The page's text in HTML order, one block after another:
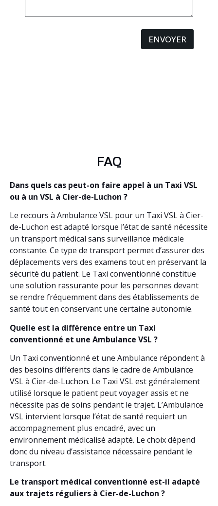
ENVOYER
FAQ
Dans quels cas peut-on faire appel à un Taxi VSL
ou à un VSL à Cier-de-Luchon ?
Le recours à Ambulance VSL pour un Taxi VSL à Cier-
de-Luchon est adapté lorsque l’état de santé nécessite
un transport médical sans surveillance médicale
constante. Ce type de transport permet d’assurer des
déplacements vers des examens tout en préservant la
sécurité du patient. Le Taxi conventionné constitue
une solution rassurante pour les personnes devant
se rendre fréquemment dans des établissements de
santé tout en conservant une certaine autonomie.
Quelle est la différence entre un Taxi
conventionné et une Ambulance VSL ?
Un Taxi conventionné et une Ambulance répondent à
des besoins différents dans le cadre de Ambulance
VSL à Cier-de-Luchon. Le Taxi VSL est généralement
utilisé lorsque le patient peut voyager assis et ne
nécessite pas de soins pendant le trajet. L’Ambulance
VSL intervient lorsque l’état de santé requiert un
accompagnement plus encadré, avec un
environnement médicalisé adapté. Le choix dépend
donc du niveau d’assistance nécessaire pendant le
transport.
Le transport médical conventionné est-il adapté
aux trajets réguliers à Cier-de-Luchon ?